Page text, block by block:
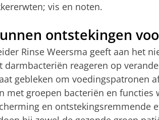
vis en noten.
ontstekingen
Rinse Weersma geeft aan het
darmbacteriën reageren op
gebleken om voedingspatronen
met groepen bacteriën en functies
en ontstekingsremmende